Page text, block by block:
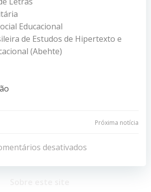
Educacional
de Estudos de Hipertexto e
(Abehte)
Navegação
de
Post
Próxima notícia
desativados